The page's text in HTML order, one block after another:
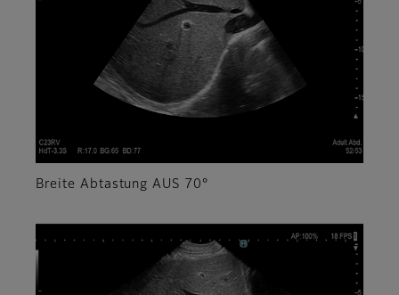
Breite Abtastung AUS 70°